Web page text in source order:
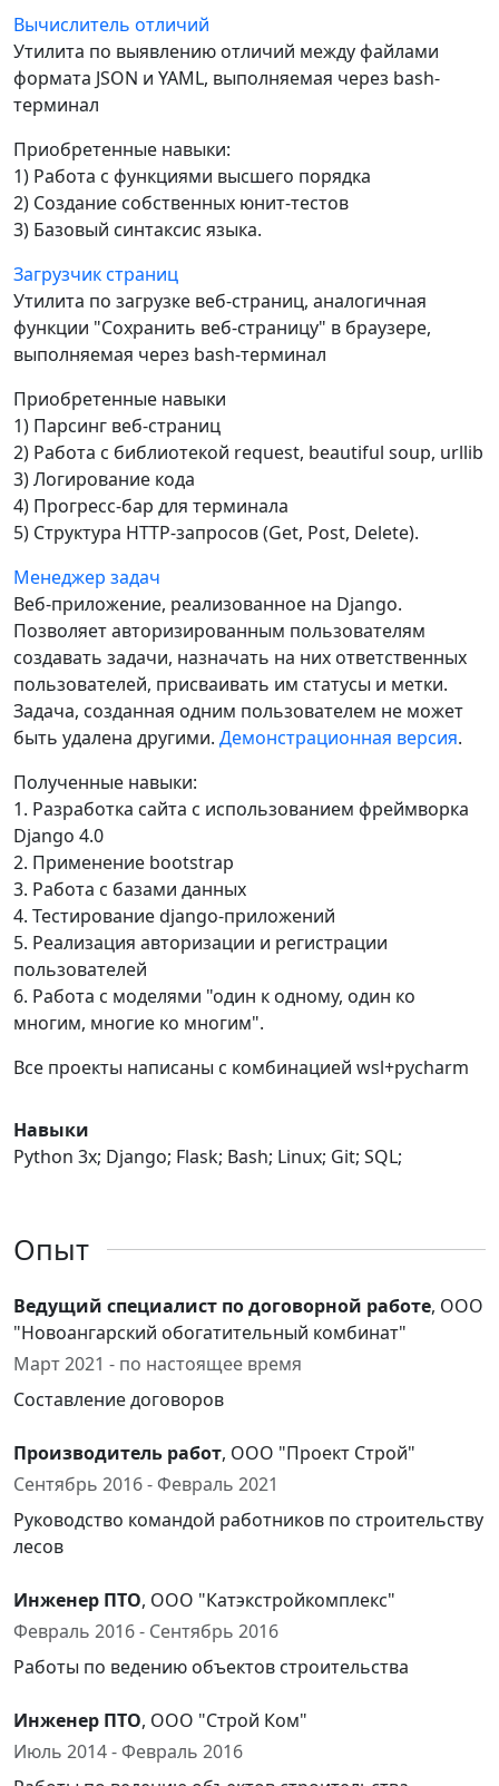
Вычислитель отличий
Утилита по выявлению отличий между файлами
формата JSON и YAML, выполняемая через bash-
терминал
Приобретенные навыки:
1) Работа с функциями высшего порядка
2) Создание собственных юнит-тестов
3) Базовый синтаксис языка.
Загрузчик страниц
Утилита по загрузке веб-страниц, аналогичная
функции "Сохранить веб-страницу" в браузере,
выполняемая через bash-терминал
Приобретенные навыки
1) Парсинг веб-страниц
2) Работа с библиотекой request, beautiful soup, urllib
3) Логирование кода
4) Прогресс-бар для терминала
5) Структура HTTP-запросов (Get, Post, Delete).
Менеджер задач
Веб-приложение, реализованное на Django.
Позволяет авторизированным пользователям
создавать задачи, назначать на них ответственных
пользователей, присваивать им статусы и метки.
Задача, созданная одним пользователем не может
быть удалена другими. Демонстрационная версия.
Полученные навыки:
1. Разработка сайта с использованием фреймворка
Django 4.0
2. Применение bootstrap
3. Работа с базами данных
4. Тестирование django-приложений
5. Реализация авторизации и регистрации
пользователей
6. Работа с моделями "один к одному, один ко
многим, многие ко многим".
Все проекты написаны с комбинацией wsl+pycharm
Навыки
Python 3x; Django; Flask; Bash; Linux; Git; SQL;
Опыт
Ведущий специалист по договорной работе, ООО
"Новоангарский обогатительный комбинат"
Март 2021 - по настоящее время
Составление договоров
Производитель работ, ООО "Проект Строй"
Сентябрь 2016 - Февраль 2021
Руководство командой работников по строительству
лесов
Инженер ПТО, ООО "Катэкстройкомплекс"
Февраль 2016 - Сентябрь 2016
Работы по ведению объектов строительства
Инженер ПТО, ООО "Строй Ком"
Июль 2014 - Февраль 2016